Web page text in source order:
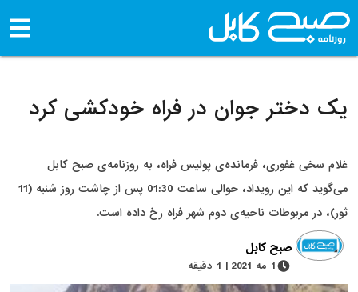
یک دختر جوان در فراه خودکشی کرد
غلام سخی غفوری، فرمانده‌ی پولیس فراه، به روزنامه‌ی صبح کابل
می‌گوید که این رویداد، حوالی ساعت 01:30 پس از چاشت روز شنبه (11
ثور)، در مربوطات ناحیه‌ی دوم شهر فراه رخ داده است.
صبح کابل
1 مه 2021 | 1 دقیقه